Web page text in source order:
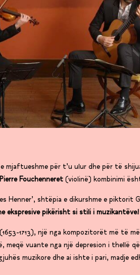
mjaftueshme për t’u ulur dhe për të
Pierre Fouchenneret (violinë) kombinimi
Henner’, shtëpia e dikurshme e piktorit
ekspresive pikërisht si stili i muzikantëve!
1713), një nga kompozitorët më të
vuante nga një depresion i thellë
muzikore dhe ai ishte i pari, madje